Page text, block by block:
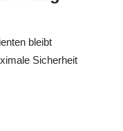
bleibt
Sicherheit